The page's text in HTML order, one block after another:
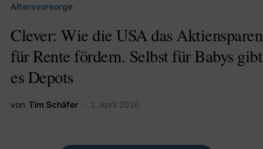
Altersvorsorge
Clever: Wie die USA das Aktiensparen
für Rente fördern. Selbst für Babys gibt
es Depots
von Tim Schäfer 2. April 2026